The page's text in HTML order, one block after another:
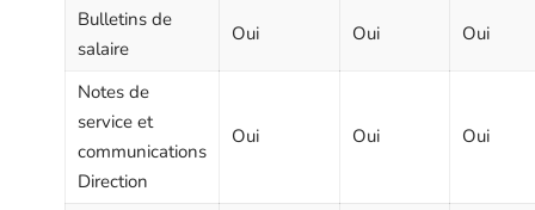
Bulletins de
salaire
Oui Oui Oui
Notes de
service et
communications
Direction
Oui Oui Oui